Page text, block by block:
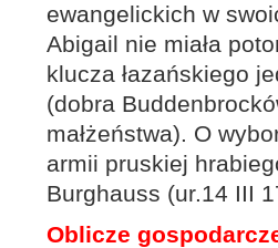
ewangelickich w
Abigail nie miała
klucza łazańskiego
(dobra
małżeństwa). O
armii pruskiej
Burghauss (ur.14 III
Oblicze